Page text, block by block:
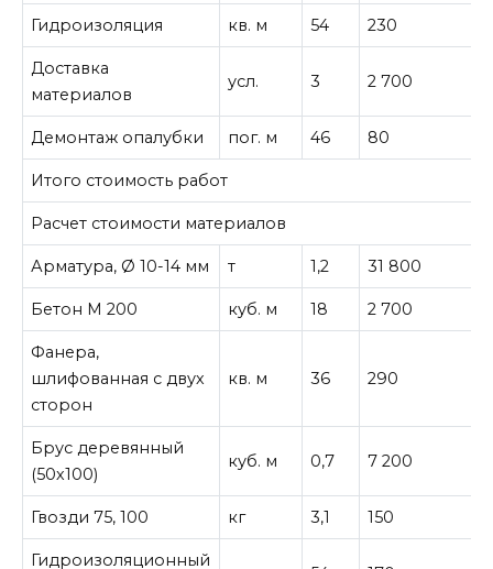
Гидроизоляция кв. м 54 230
Доставка
материалов
усл. 3 2 700
Демонтаж опалубки пог. м 46 80
Итого стоимость работ
Расчет стоимости материалов
Арматура, Ø 10-14 мм т 1,2 31 800
Бетон М 200 куб. м 18 2 700
Фанера,
шлифованная с двух
сторон
кв. м 36 290
Брус деревянный
(50х100)
куб. м 0,7 7 200
Гвозди 75, 100 кг 3,1 150
Гидроизоляционный